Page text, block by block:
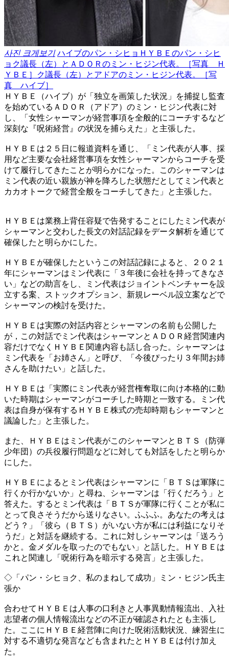
사진 크게보기 ハイブのパン・シヒョＨＹＢＥのパン・シヒ
ョク議長（左）とＡＤＯＲのミン・ヒジン代表。［写真 Ｈ
ＹＢＥ］ク議長（左）とアドアのミン・ヒジン代表。［写
真 ハイブ］
ＨＹＢＥ（ハイブ）が「独立を画策した状況」を捕捉し監査
を始めているＡＤＯＲ（アドア）のミン・ヒジン代表に対
し、「女性シャーマンが経営事項を全般的にコーチするなど
深刻な『呪術経営』の状況を捕らえた」と主張した。
ＨＹＢＥは２５日に報道資料を通じ、「ミン代表が人事、採
用など主要な会社経営事項を女性シャーマンからコーチを受
けて履行してきたことが明らかになった。このシャーマンは
ミン代表の近い親族が神を降ろした状態だとしてミン代表と
カカオトークで経営全般をコーチしてきた」と主張した。
ＨＹＢＥは業務上背任容疑で告発することにしたミン代表が
シャーマンと交わした長文の対話記録をデータ解析を通じて
確保したと明らかにした。
ＨＹＢＥが確保したというこの対話記録によると、２０２１
年にシャーマンはミン代表に「３年後に会社を持ってきなさ
い」などの助言をし、ミン代表はジョイントベンチャーを設
立する案、ストックオプション、新規レーベル設立案などで
シャーマンの検討を受けた。
ＨＹＢＥは実際の対話内容とシャーマンの名前も公開した
が，この対話でミン代表はシャーマンとＡＤＯＲ経営関連内
容だけでなくＨＹＢＥ関連内容も話し合った。シャーマンは
ミン代表を「お姉さん」と呼び、「今後ぴったり３年間お姉
さんを助けたい」と話した。
ＨＹＢＥは「実際にミン代表が経営権奪取に向け本格的に動
いた時期はシャーマンがコーチした時期と一致する。ミン代
表は自身が保有するＨＹＢＥ株式の売却時期もシャーマンと
議論した」と主張した。
また、ＨＹＢＥはミン代表がこのシャーマンとＢＴＳ（防弾
少年団）の兵役履行問題などに対しても対話をしたと明らか
にした。
ＨＹＢＥによるとミン代表はシャーマンに「ＢＴＳは軍隊に
行くか行かないか」と尋ね、シャーマンは「行くだろう」と
答えた。するとミン代表は「ＢＴＳが軍隊に行くことが私に
とって良さそうだから送りなさい。ふふふ。あなたの考えは
どう？」「彼ら（ＢＴＳ）がいない方が私には利益になりそ
うだ」と対話を継続する。これに対しシャーマンは「送ろう
かと。金メダルを取ったのでもない」と話した。ＨＹＢＥは
これと関連し「呪術行為を暗示する発言」と主張した。
◇「パン・シヒョク、私のまねして成功」ミン・ヒジン氏主
張か
合わせてＨＹＢＥは人事の口利きと人事異動情報流出、入社
志望者の個人情報流出などの不正が確認されたとも主張し
た。ここにＨＹＢＥ経営陣に向けた呪術活動状況、練習生に
対する不適切な発言なども含まれたとＨＹＢＥは付け加え
た。